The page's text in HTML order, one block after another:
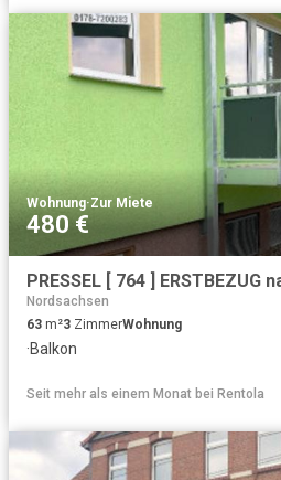
Wohnung·Zur Miete
480 €
Nordsachsen
63 m²3 ZimmerWohnung
·Balkon
Seit mehr als einem Monat bei Rentola